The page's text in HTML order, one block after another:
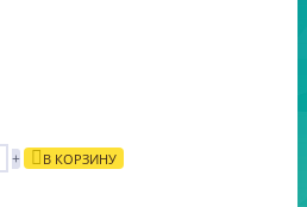
+ В КОРЗИНУ